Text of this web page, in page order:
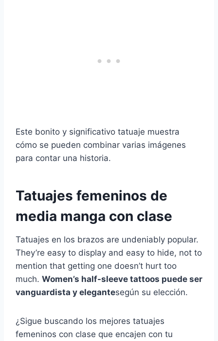
Este bonito y significativo tatuaje muestra
cómo se pueden combinar varias imágenes
para contar una historia.
Tatuajes femeninos de
media manga con clase
Tatuajes en los brazos are undeniably popular.
They’re easy to display and easy to hide, not to
mention that getting one doesn’t hurt too
much. Women’s half-sleeve tattoos puede ser
vanguardista y elegantesegún su elección.
¿Sigue buscando los mejores tatuajes
femeninos con clase que encajen con tu